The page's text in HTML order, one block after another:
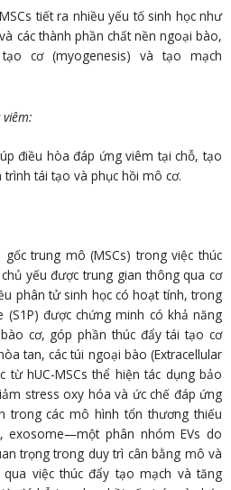
tiết ra nhiều yếu tố sinh học như
các thành phần chất nền ngoại bào,
cơ (myogenesis) và tạo mạch
điều hòa đáp ứng viêm tại chỗ, tạo
tái tạo và phục hồi mô cơ.
trung mô (MSCs) trong việc thúc
yếu được trung gian thông qua cơ
phân tử sinh học có hoạt tính, trong
(S1P) được chứng minh có khả năng
cơ, góp phần thúc đẩy tái tạo cơ
tan, các túi ngoại bào (Extracellular
từ hUC-MSCs thể hiện tác dụng bảo
stress oxy hóa và ức chế đáp ứng
trong các mô hình tổn thương thiếu
exosome—một phân nhóm EVs do
trọng trong duy trì cân bằng mô và
việc thúc đẩy tạo mạch và tăng